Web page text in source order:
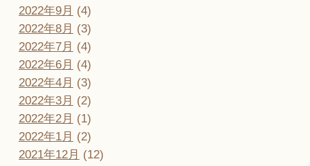
2022年9月 (4)
2022年8月 (3)
2022年7月 (4)
2022年6月 (4)
2022年4月 (3)
2022年3月 (2)
2022年2月 (1)
2022年1月 (2)
2021年12月 (12)